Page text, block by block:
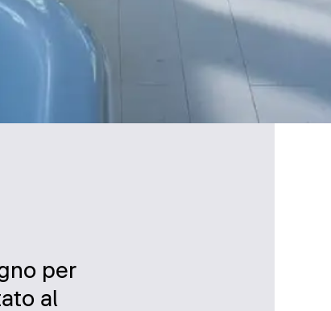
per
al